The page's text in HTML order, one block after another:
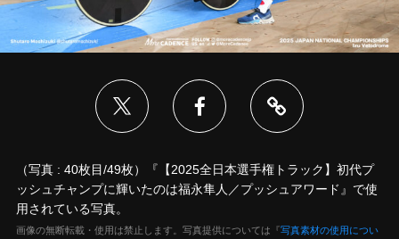
（写真 : 40枚目/49枚）『【2025全日本選手権トラック】初代プ
ッシュチャンプに輝いたのは福永隼人／プッシュアワード』で使
用されている写真。
画像の無断転載・使用は禁止します。写真提供については『写真素材の使用につい